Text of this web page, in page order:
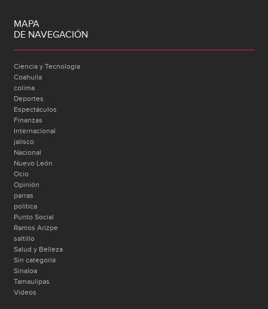
MAPA
DE NAVEGACIÓN
Ciencia y Tecnología
Coahuila
colima
Deportes
Espectáculos
Finanzas
Internacional
jalisco
Nacional
Nuevo León
Ocio
Opinión
parras
politica
Punto Social
Ramos Arizpe
saltillo
Salud y Belleza
Sin categoría
Sinaloa
Tamaulipas
Videos